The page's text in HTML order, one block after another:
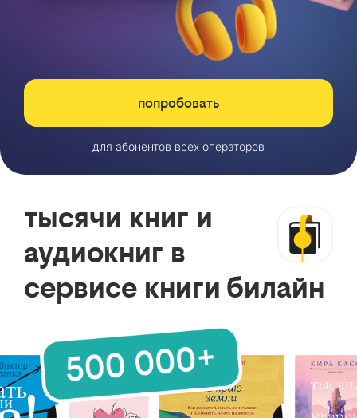
попробовать
для абонентов всех операторов
тысячи книг и
аудиокниг в
сервисе книги билайн